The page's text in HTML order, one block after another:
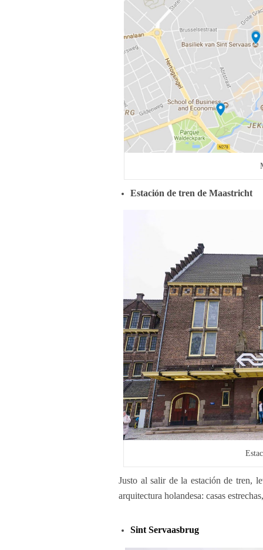
Estación de tren de Maastricht
Justo al salir de la estación de tren,
arquitectura holandesa: casas
Sint Servaasbrug